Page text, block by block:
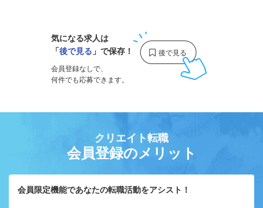
気になる求人は
「後で見る 」で保存！
会員登録なしで、
何件でも応募できます。
クリエイト転職
会員登録のメリット
会員限定機能であなたの転職活動をアシスト！